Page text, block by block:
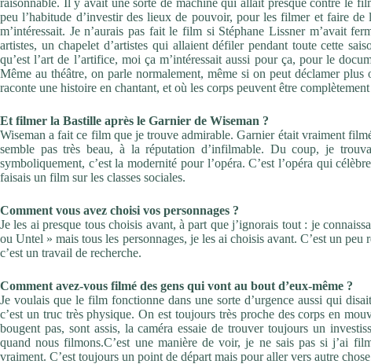
raisonnable. Il y avait une sorte de machine qui allait presque contre le
peu l’habitude d’investir des lieux de pouvoir, pour les filmer et faire
m’intéressait. Je n’aurais pas fait le film si Stéphane Lissner m’avait
artistes, un chapelet d’artistes qui allaient défiler pendant toute cette
qu’est l’art de l’artifice, moi ça m’intéressait aussi pour ça, pour le
Même au théâtre, on parle normalement, même si on peut déclamer
raconte une histoire en chantant, et où les corps peuvent être
Et filmer la Bastille après le Garnier de Wiseman ?
Wiseman a fait ce film que je trouve admirable. Garnier était vraiment
semble pas très beau, à la réputation d’infilmable. Du coup, je
symboliquement, c’est la modernité pour l’opéra. C’est l’opéra qui
faisais un film sur les classes sociales.
Comment vous avez choisi vos personnages ?
Je les ai presque tous choisis avant, à part que j’ignorais tout : je
ou Untel » mais tous les personnages, je les ai choisis avant. C’est un peu
c’est un travail de recherche.
Comment avez-vous filmé des gens qui vont au bout d’eux-même ?
Je voulais que le film fonctionne dans une sorte d’urgence aussi qui
c’est un truc très physique. On est toujours très proche des corps en
bougent pas, sont assis, la caméra essaie de trouver toujours un
quand nous filmons.C’est une manière de voir, je ne sais pas si j’ai
vraiment. C’est toujours un point de départ mais pour aller vers autre